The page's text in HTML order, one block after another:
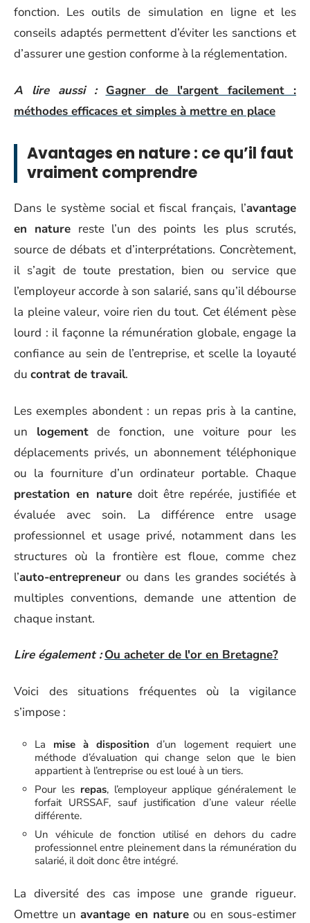
fonction. Les outils de simulation en ligne et les
conseils adaptés permettent d’éviter les sanctions et
d’assurer une gestion conforme à la réglementation.
A lire aussi : Gagner de l'argent facilement :
méthodes efficaces et simples à mettre en place
Avantages en nature : ce qu’il faut
vraiment comprendre
Dans le système social et fiscal français, l’avantage
en nature reste l’un des points les plus scrutés,
source de débats et d’interprétations. Concrètement,
il s’agit de toute prestation, bien ou service que
l’employeur accorde à son salarié, sans qu’il débourse
la pleine valeur, voire rien du tout. Cet élément pèse
lourd : il façonne la rémunération globale, engage la
confiance au sein de l’entreprise, et scelle la loyauté
du contrat de travail.
Les exemples abondent : un repas pris à la cantine,
un logementde fonction, une voiture pour les
déplacements privés, un abonnement téléphonique
ou la fourniture d’un ordinateur portable. Chaque
prestation en naturedoit être repérée, justifiée et
évaluée avec soin. La différence entre usage
professionnel et usage privé, notamment dans les
structures où la frontière est floue, comme chez
l’auto-entrepreneur ou dans les grandes sociétés à
multiples conventions, demande une attention de
chaque instant.
Lire également : Ou acheter de l'or en Bretagne?
Voici des situations fréquentes où la vigilance
s’impose :
La mise à disposition d’un logement requiert une
méthode d’évaluation qui change selon que le bien
appartient à l’entreprise ou est loué à un tiers.
Pour les repas, l’employeur applique généralement le
forfait URSSAF, sauf justification d’une valeur réelle
différente.
Un véhicule de fonction utilisé en dehors du cadre
professionnel entre pleinement dans la rémunération du
salarié, il doit donc être intégré.
La diversité des cas impose une grande rigueur.
Omettre un avantage en nature ou en sous-estimer